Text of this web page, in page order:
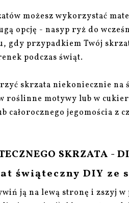
możesz wykorzystać
opcję - nasyp ryż do
gdy przypadkiem Twój
podczas świąt.
skrzata niekoniecznie na
roślinne motywy lub w
całorocznego jegomościa z
SKRZATA -
świąteczny DIY ze
ją na lewą stronę i zszyj